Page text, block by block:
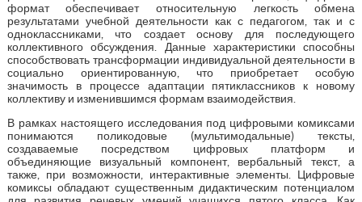
формат обеспечивает относительную легкость обмена
результатами учебной деятельности как с педагогом, так и с
одноклассниками, что создает основу для последующего
коллективного обсуждения. Данные характеристики способны
способствовать трансформации индивидуальной деятельности в
социально ориентированную, что приобретает особую
значимость в процессе адаптации пятиклассников к новому
коллективу и изменившимся формам взаимодействия.
В рамках настоящего исследования под цифровыми комиксами
понимаются поликодовые (мультимодальные) тексты,
создаваемые посредством цифровых платформ и
объединяющие визуальный компонент, вербальный текст, а
также, при возможности, интерактивные элементы. Цифровые
комиксы обладают существенным дидактическим потенциалом